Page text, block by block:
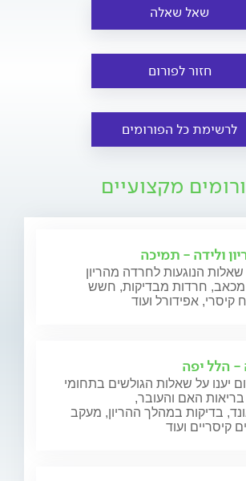
שאל שאלה
חזור לפורום
לרשימת כל הפורומים
מקצועיים
ולידה - תמיכה
שאלות הנוגעות לחרדה מהריון
מכאב, חרדות מבדיקות, חשש
קיסרי, אפידורל ועוד
- הלל יפה
יענו על שאלות הגולשים בתחומי
בריאות האם והעובר,
בדיקות במהלך ההריון, מעקב
קיסריים ועוד